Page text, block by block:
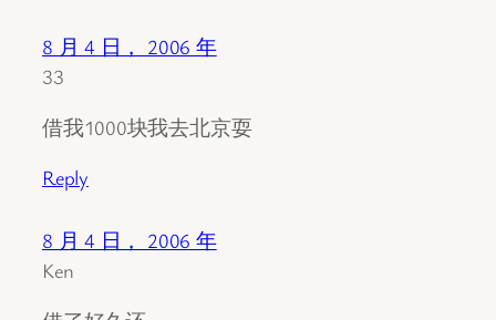
8 月 4 日， 2006 年
33
借我1000块我去北京耍
Reply
8 月 4 日， 2006 年
Ken